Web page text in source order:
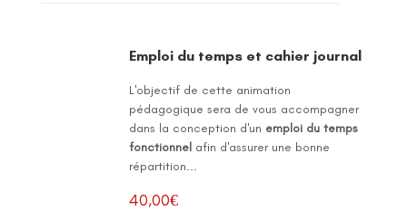
Emploi du temps et cahier journal
L'objectif de cette animation
pédagogique sera de vous accompagner
dans la conception d'un emploi du temps
fonctionnelafin d'assurer une bonne
répartition...
40,00€